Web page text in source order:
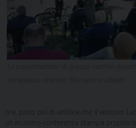
ora, poco più di un’idea che il vescovo
un incontro-conferenza stampa proprio